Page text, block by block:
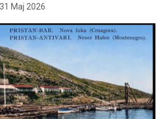
31 Maj 2026